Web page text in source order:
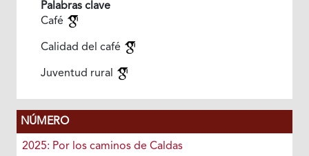
Palabras clave
Café
Calidad del café
Juventud rural
NÚMERO
2025: Por los caminos de Caldas